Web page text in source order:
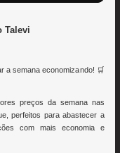
Talevi
a semana economizando! 🛒
preços da semana nas
perfeitos para abastecer a
com mais economia e